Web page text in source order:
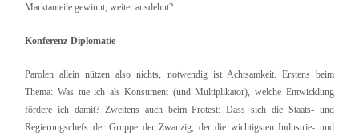
Marktanteile gewinnt, weiter ausdehnt?
Konferenz-Diplomatie
Parolen allein nützen also nichts, notwendig ist Achtsamkeit. Erstens beim
Thema: Was tue ich als Konsument (und Multiplikator), welche Entwicklung
fördere ich damit? Zweitens auch beim Protest: Dass sich die Staats- und
Regierungschefs der Gruppe der Zwanzig, der die wichtigsten Industrie- und